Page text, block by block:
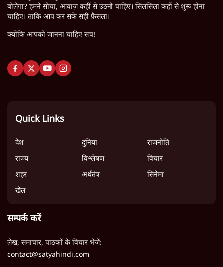
बोलेगा? हमने सोचा, आवाज़ कहीं से उठनी चाहिए। सिलसिला कहीं से शुरू होना
चाहिए। ताकि आप कर सकें सही फ़ैसला।
क्योंकि आपको जानना चाहिए सच!
Quick Links
देश दुनिया
राजनीति
राज्य
विश्लेषण
विचार
शहर
अर्थतंत्र
सिनेमा
खेल
सम्पर्क करें
लेख, समाचार, पाठकों के विचार भेजें:
contact@satyahindi.com